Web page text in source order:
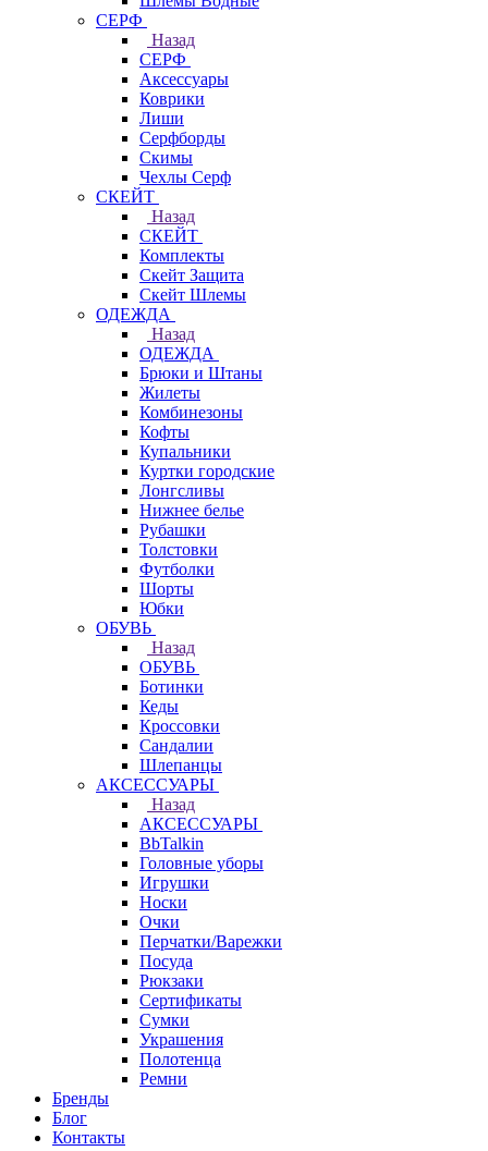
СЕРФ
Назад
СЕРФ
Аксессуары
Коврики
Лиши
Серфборды
Скимы
Чехлы Cерф
СКЕЙТ
Назад
СКЕЙТ
Комплекты
Скейт Защита
Скейт Шлемы
ОДЕЖДА
Назад
ОДЕЖДА
Брюки и Штаны
Жилеты
Комбинезоны
Кофты
Купальники
Куртки городские
Лонгсливы
Нижнее белье
Рубашки
Толстовки
Футболки
Шорты
Юбки
ОБУВЬ
Назад
ОБУВЬ
Ботинки
Кеды
Кроссовки
Сандалии
Шлепанцы
АКСЕССУАРЫ
Назад
АКСЕССУАРЫ
BbTalkin
Головные уборы
Игрушки
Носки
Очки
Перчатки/Варежки
Посуда
Рюкзаки
Сертификаты
Сумки
Украшения
Полотенца
Ремни
Бренды
Блог
Контакты